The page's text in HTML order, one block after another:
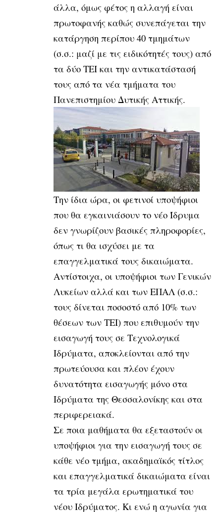
άλλα, όμως φέτος η αλλαγή είναι
πρωτοφανής καθώς συνεπάγεται την
κατάργηση περίπου 40 τμημάτων
(σ.σ.: μαζί με τις ειδικότητές τους) από
τα δύο ΤΕΙ και την αντικατάστασή
τους από τα νέα τμήματα του
Πανεπιστημίου Δυτικής Αττικής.
Την ίδια ώρα, οι φετινοί υποψήφιοι
που θα εγκαινιάσουν το νέο Ίδρυμα
δεν γνωρίζουν βασικές πληροφορίες,
όπως τι θα ισχύσει με τα
επαγγελματικά τους δικαιώματα.
Αντίστοιχα, οι υποψήφιοι των Γενικών
Λυκείων αλλά και των ΕΠΑΛ (σ.σ.:
τους δίνεται ποσοστό από 10% των
θέσεων των ΤΕΙ) που επιθυμούν την
εισαγωγή τους σε Τεχνολογικά
Ιδρύματα, αποκλείονται από την
πρωτεύουσα και πλέον έχουν
δυνατότητα εισαγωγής μόνο στα
Ιδρύματα της Θεσσαλονίκης και στα
περιφερειακά.
Σε ποια μαθήματα θα εξεταστούν οι
υποψήφιοι για την εισαγωγή τους σε
κάθε νέο τμήμα, ακαδημαϊκός τίτλος
και επαγγελματικά δικαιώματα είναι
τα τρία μεγάλα ερωτηματικά του
νέου Ιδρύματος. Κι ενώ η αγωνία για